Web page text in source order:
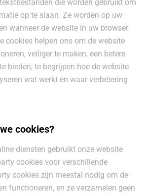
die worden gebruikt om
op te slaan. Ze worden op uw
wanneer de website in uw browser
cookies helpen ons om de website
veiliger te maken, een betere
bieden, te begrijpen hoe de website
wat werkt en waar verbetering
cookies?
diensten gebruikt onze website
cookies voor verschillende
cookies zijn meestal nodig om de
functioneren, en ze verzamelen geen